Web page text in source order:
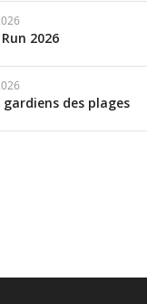
2026
gardiens des plages